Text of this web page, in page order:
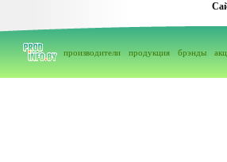
производители продукция брэнды